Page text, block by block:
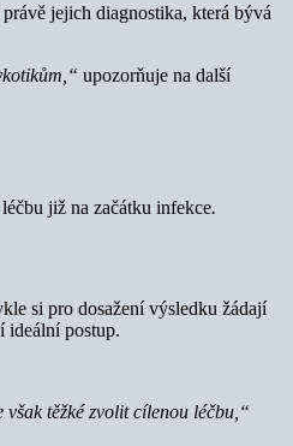
jejich diagnostika, která bývá
upozorňuje na další
již na začátku infekce.
si pro dosažení výsledku žádají
ideální postup.
těžké zvolit cílenou léčbu,“